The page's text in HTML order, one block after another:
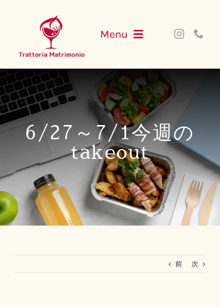
content
Menu
NEWS
MENU
PARTY
ACCESS
WEB SHOP
法人ご利用(マリーグラン赤坂)
6/27～7/1今週の
takeout
前 次